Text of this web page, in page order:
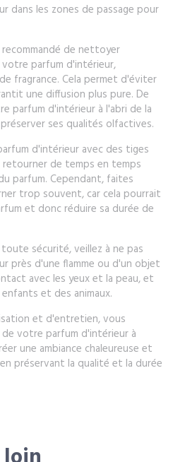
dans les zones de passage pour
de nettoyer
parfum d'intérieur,
fragrance. Cela permet d'éviter
une diffusion plus pure. De
parfum d'intérieur à l'abri de la
ses qualités olfactives.
d'intérieur avec des tiges
de temps en temps
parfum. Cependant, faites
trop souvent, car cela pourrait
et donc réduire sa durée de
sécurité, veillez à ne pas
près d'une flamme ou d'un objet
avec les yeux et la peau, et
et des animaux.
et d'entretien, vous
votre parfum d'intérieur à
une ambiance chaleureuse et
préservant la qualité et la durée